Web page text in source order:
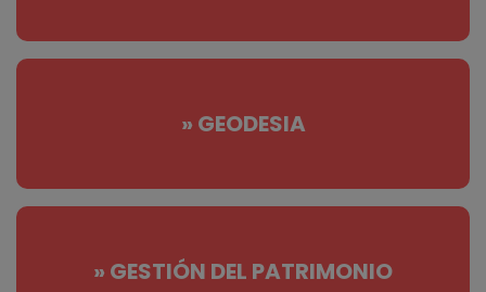
» GEODESIA
» GESTIÓN DEL PATRIMONIO